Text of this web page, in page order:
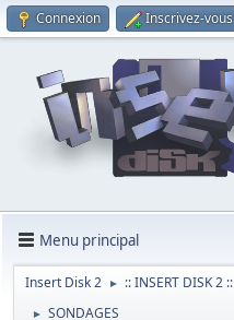
Connexion Inscrivez-vous
Menu principal
Insert Disk 2 ► :: INSERT DISK 2 ::
► SONDAGES